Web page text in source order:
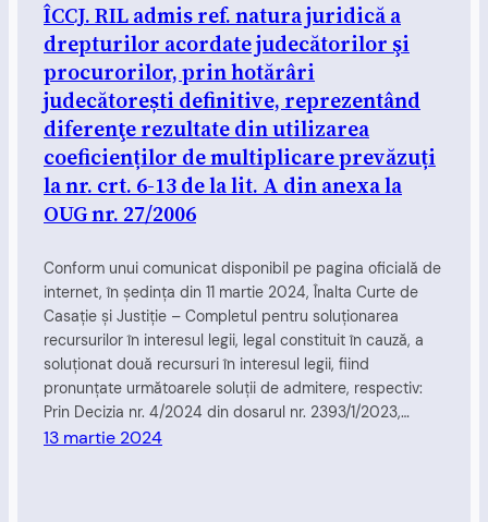
ÎCCJ. RIL admis ref. natura juridică a
drepturilor acordate judecătorilor şi
procurorilor, prin hotărâri
judecătorești definitive, reprezentând
diferenţe rezultate din utilizarea
coeficienților de multiplicare prevăzuți
la nr. crt. 6-13 de la lit. A din anexa la
OUG nr. 27/2006
Conform unui comunicat disponibil pe pagina oficială de
internet, în şedinţa din 11 martie 2024, Înalta Curte de
Casaţie şi Justiţie – Completul pentru soluţionarea
recursurilor în interesul legii, legal constituit în cauză, a
soluționat două recursuri în interesul legii, fiind
pronunțate următoarele soluții de admitere, respectiv:
Prin Decizia nr. 4/2024 din dosarul nr. 2393/1/2023,…
13 martie 2024